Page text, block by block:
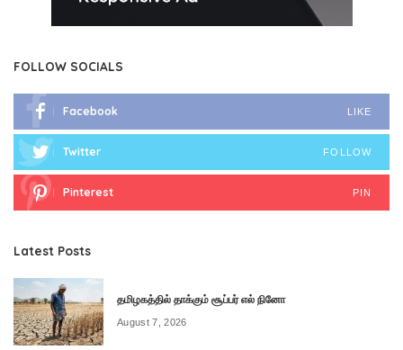
FOLLOW SOCIALS
Facebook LIKE
Twitter FOLLOW
Pinterest PIN
Latest Posts
தமிழகத்தில் தாக்கும் சூப்பர் எல் நினோ
August 7, 2026